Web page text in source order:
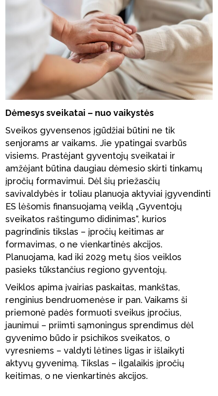
Dėmesys sveikatai – nuo vaikystės
Sveikos gyvensenos įgūdžiai būtini ne tik
senjorams ar vaikams. Jie ypatingai svarbūs
visiems. Prastėjant gyventojų sveikatai ir
amžėjant būtina daugiau dėmesio skirti tinkamų
įpročių formavimui. Dėl šių priežasčių
savivaldybės ir toliau planuoja aktyviai įgyvendinti
ES lėšomis finansuojamą veiklą „Gyventojų
sveikatos raštingumo didinimas“, kurios
pagrindinis tikslas – įpročių keitimas ar
formavimas, o ne vienkartinės akcijos.
Planuojama, kad iki 2029 metų šios veiklos
pasieks tūkstančius regiono gyventojų.
Veiklos apima įvairias paskaitas, mankštas,
renginius bendruomenėse ir pan. Vaikams ši
priemonė padės formuoti sveikus įpročius,
jaunimui – priimti sąmoningus sprendimus dėl
gyvenimo būdo ir psichikos sveikatos, o
vyresniems – valdyti lėtines ligas ir išlaikyti
aktyvų gyvenimą. Tikslas – ilgalaikis įpročių
keitimas, o ne vienkartinės akcijos.